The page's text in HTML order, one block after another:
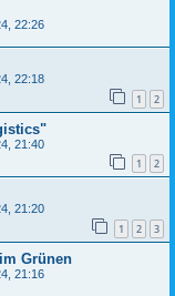
22:26
22:18
1 2
21:40
1 2
21:20
1 2 3
Grünen
21:16